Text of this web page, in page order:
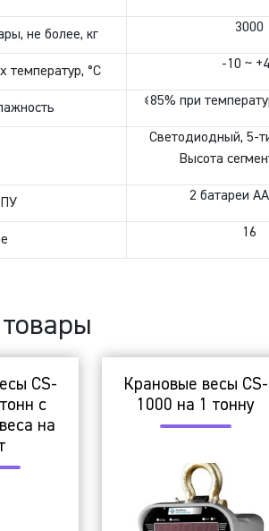
не более, кг 3000
температур, °С -10 ~
≤85% при
Светодиодный, 5-
Высота
2 батареи
16
CS-
с
на
Крановые весы CS-
1000 на 1 тонну